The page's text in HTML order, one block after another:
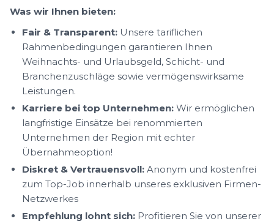
Was wir Ihnen bieten:
Fair & Transparent: Unsere tariflichen
Rahmenbedingungen garantieren Ihnen
Weihnachts- und Urlaubsgeld, Schicht- und
Branchenzuschläge sowie vermögenswirksame
Leistungen.
Karriere bei top Unternehmen: Wir ermöglichen
langfristige Einsätze bei renommierten
Unternehmen der Region mit echter
Übernahmeoption!
Diskret & Vertrauensvoll: Anonym und kostenfrei
zum Top-Job innerhalb unseres exklusiven Firmen-
Netzwerkes
Empfehlung lohnt sich: Profitieren Sie von unserer